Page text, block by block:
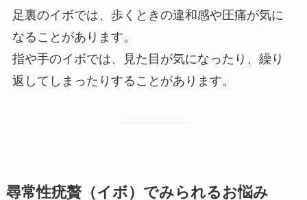
足裏のイボでは、歩くときの違和感や圧痛が気に
なることがあります。
指や手のイボでは、見た目が気になったり、繰り
返してしまったりすることがあります。
尋常性疣贅（イボ）でみられるお悩み